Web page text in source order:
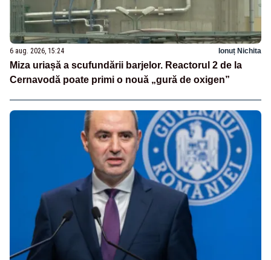
6 aug. 2026, 15:24 Ionuț Nichita
Miza uriașă a scufundării barjelor. Reactorul 2 de la
Cernavodă poate primi o nouă „gură de oxigen”